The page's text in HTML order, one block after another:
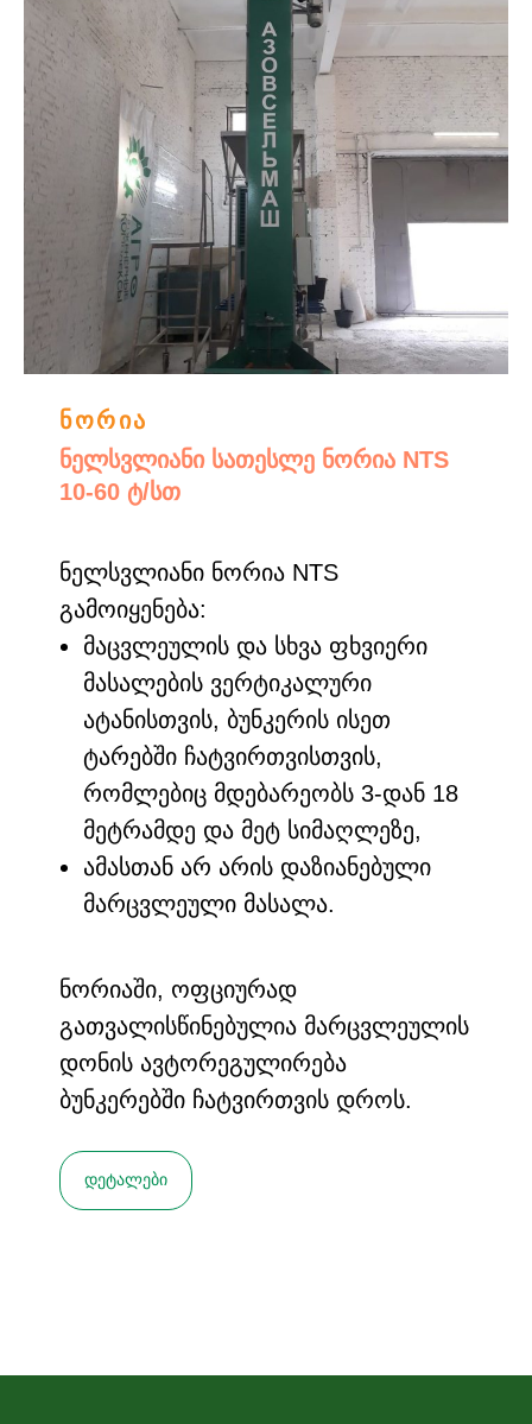
ნორია
ნელსვლიანი სათესლე ნორია NTS
10-60 ტ/სთ
ნელსვლიანი ნორია NTS
გამოიყენება:
მაცვლეულის და სხვა ფხვიერი
მასალების ვერტიკალური
ატანისთვის, ბუნკერის ისეთ
ტარებში ჩატვირთვისთვის,
რომლებიც მდებარეობს 3-დან 18
მეტრამდე და მეტ სიმაღლეზე,
ამასთან არ არის დაზიანებული
მარცვლეული მასალა.
ნორიაში, ოფციურად
გათვალისწინებულია მარცვლეულის
დონის ავტორეგულირება
ბუნკერებში ჩატვირთვის დროს.
დეტალები